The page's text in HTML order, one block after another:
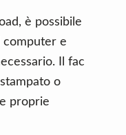
è possibile
computer e
Il fac
o
proprie